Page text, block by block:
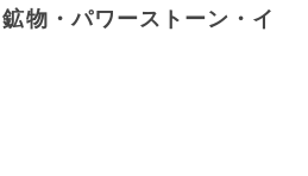
物・パワーストーン・イ